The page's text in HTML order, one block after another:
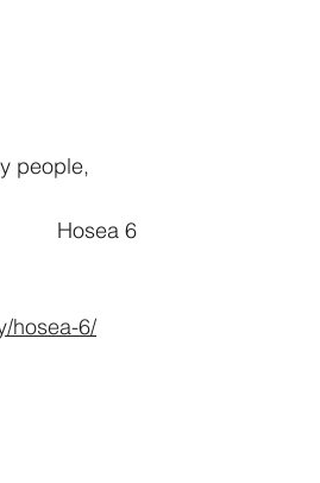
people,
										Hosea 6
hosea-6/